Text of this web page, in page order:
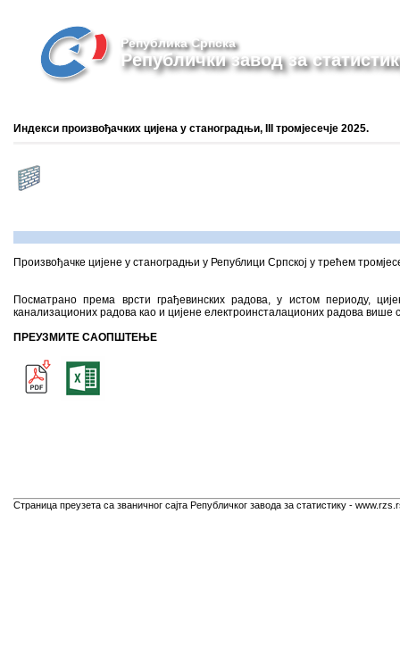
Република Српска
Републички завод за
Индекси произвођачких цијена у станоградњи, III тромјесечје 2025.
Произвођачке цијене у станоградњи у Републици Српској у трећем
Посматрано према врсти грађевинских радова, у истом периоду,
канализационих радова као и цијене електроинсталационих радова више
ПРЕУЗМИТЕ САОПШТЕЊЕ
Страница преузета са званичног сајта Републичког завода за статистику -